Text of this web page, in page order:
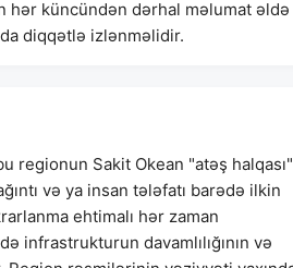
hər küncündən dərhal məlumat əldə
diqqətlə izlənməlidir.
regionun Sakit Okean "atəş halqası"
və ya insan tələfatı barədə ilkin
ehtimalı hər zaman
davamlılığının və